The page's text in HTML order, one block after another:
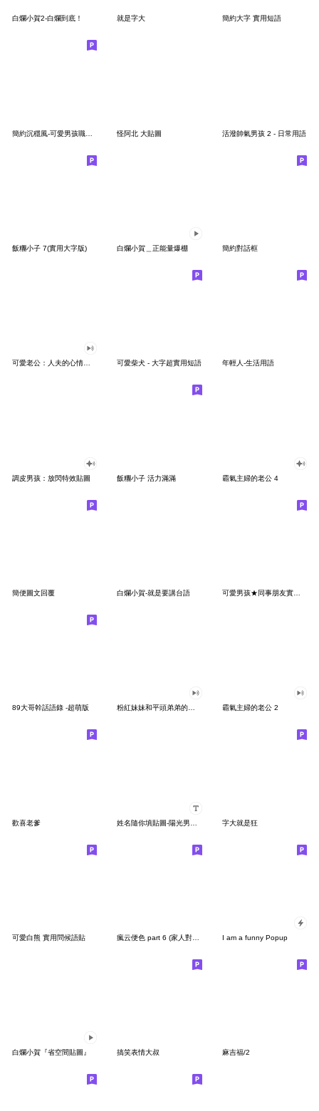
白爛小賀2-白爛到底！ 就是字大 簡約大字 實用短語
怪阿北 大貼圖 活潑帥氣男孩 2 - 日常用語
飯糰小子 7(實用大字版) 白爛小賀＿正能量爆棚 簡約對話框
可愛老公：人夫的心情大聲說 可愛柴犬 - 大字超實用短語 年輕人-生活用語
調皮男孩：放閃特效貼圖 飯糰小子 活力滿滿 霸氣主婦的老公 4
簡便圖文回覆 白爛小賀-就是要講台語 可愛男孩★同事朋友實用問候
89大哥幹話語錄 -超萌版 粉紅妹妹和平頭弟弟的搞怪日常 第九彈 霸氣主婦的老公 2
歡喜老爹 字大就是狂
可愛白熊 實用問候語貼 I am a funny Popup
白爛小賀『省空間貼圖』 搞笑表情大叔 麻吉福/2